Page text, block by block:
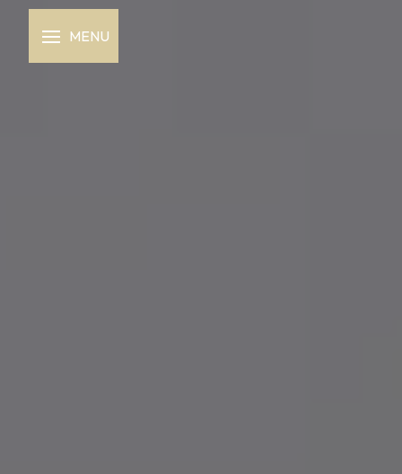
MENU
Panneau de gestion des cookies